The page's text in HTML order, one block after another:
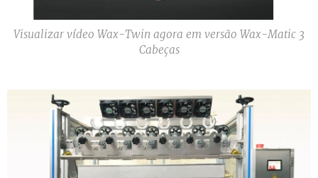
Visualizar vídeo Wax-Twin agora em versão Wax-Matic 3
Cabeças